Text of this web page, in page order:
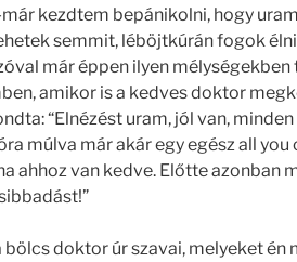
kezdtem bepánikolni, hogy
semmit, léböjtkúrán fogok
már éppen ilyen
amikor is a kedves doktor
“Elnézést uram, jól van,
múlva már akár egy egész all you
ahhoz van kedve. Előtte azonban
bölcs doktor úr szavai, melyeket én